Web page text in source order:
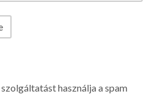
használja a spam